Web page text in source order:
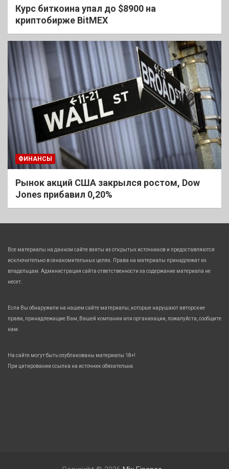
Курс биткоина упал до $8900 на
криптобирже BitMEX
ФИНАНСЫ
Рынок акций США закрылся ростом, Dow
Jones прибавил 0,20%
Все материалы на данном сайте взяты из открытых источников и предоставляются
исключительно в ознакомительных целях. Права на материалы принадлежат их
владельцам. Администрация сайта ответственности за содержание материала не
несет.
Если Вы обнаружили на нашем сайте материалы, которые нарушают авторские
права, принадлежащие Вам, Вашей компании или организации, пожалуйста, сообщите
нам.
На сайте могут быть опубликованы материалы 18+!
При цитировании ссылка на источник обязательна.